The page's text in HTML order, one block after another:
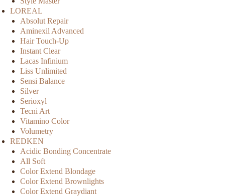
LOREAL
Absolut Repair
Aminexil Advanced
Hair Touch-Up
Instant Clear
Lacas Infinium
Liss Unlimited
Sensi Balance
Silver
Serioxyl
Tecni Art
Vitamino Color
Volumetry
REDKEN
Acidic Bonding Concentrate
All Soft
Color Extend Blondage
Color Extend Brownlights
Color Extend Graydiant